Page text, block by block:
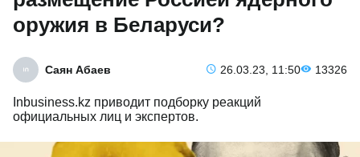
оружия в Беларуси?
Саян Абаев 26.03.23, 11:50 13326
Inbusiness.kz приводит подборку реакций
официальных лиц и экспертов.